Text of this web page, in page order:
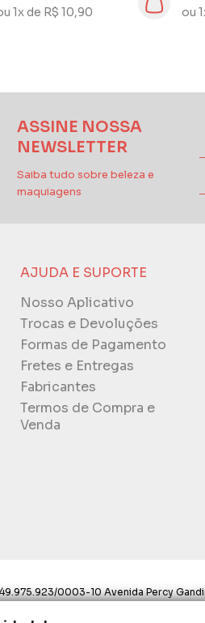
1x de R$ 10,90 ou
ASSINE NOSSA
NEWSLETTER
Saiba tudo sobre beleza e
maquiagens
AJUDA E SUPORTE
Nosso Aplicativo
Trocas e Devoluções
Formas de Pagamento
Fretes e Entregas
Fabricantes
Termos de Compra e
Venda
0003-10 Avenida Percy
apenas para compras via